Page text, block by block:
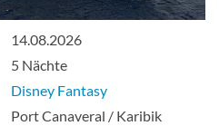
14.08.2026
5 Nächte
Disney Fantasy
Port Canaveral / Karibik